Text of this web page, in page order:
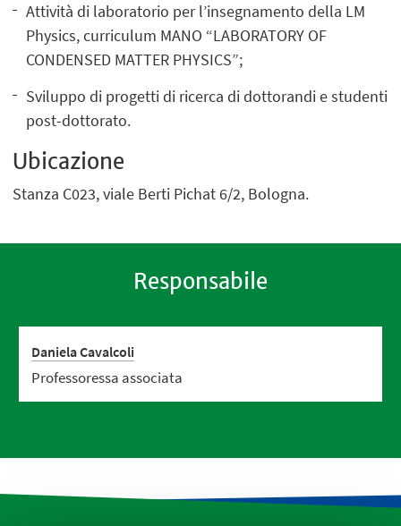
Attività di laboratorio per l’insegnamento della LM
Physics, curriculum MANO “LABORATORY OF
CONDENSED MATTER PHYSICS”;
Sviluppo di progetti di ricerca di dottorandi e studenti
post-dottorato.
Ubicazione
Stanza C023, viale Berti Pichat 6/2, Bologna.
Responsabile
Daniela Cavalcoli
Professoressa associata